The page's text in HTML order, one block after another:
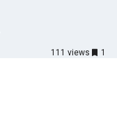
111 views 1